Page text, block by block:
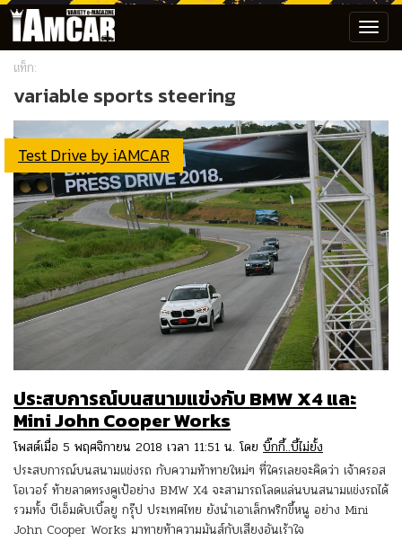
แท็ก:
variable sports steering
Test Drive by iAMCAR
ประสบการณ์บนสนามแข่งกับ BMW X4 และ
Mini John Cooper Works
โพสต์เมื่อ 5 พฤศจิกายน 2018 เวลา 11:51 น. โดย บิ๊กกี้..บี้ไม่ยั้ง
ประสบการณ์บนสนามแข่งรถ กับความท้าทายใหม่ๆ ที่ใครเลยจะคิดว่า เจ้าครอส
โอเวอร์ ท้ายลาดทรงคูเป้อย่าง BMW X4 จะสามารถโลดแล่นบนสนามแข่งรถได้
รวมทั้ง บีเอ็มดับเบิ้ลยู กรุ๊ป ประเทศไทย ยังนำเอาเล็กพริกขี้หนู อย่าง Mini
John Cooper Works มาทายท้าความมันส์กับเสียงอันเร้าใจ